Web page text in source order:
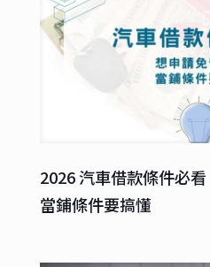
2026 汽車借款條件必
當鋪條件要搞懂